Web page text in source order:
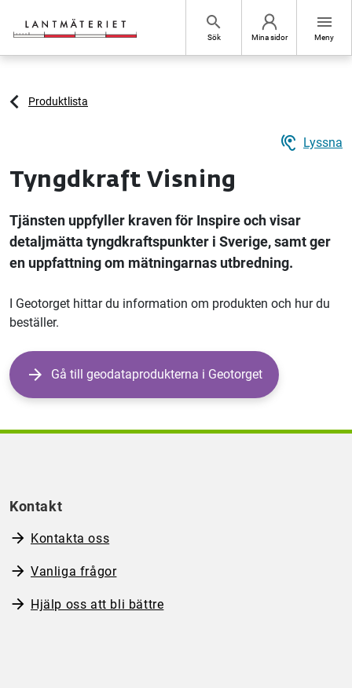
search
Sök Mina sidor
menu
Meny
Produktlista
hearing Lyssna
Tyngdkraft Visning
Tjänsten uppfyller kraven för Inspire och visar
detaljmätta tyngdkraftspunkter i Sverige, samt ger
en uppfattning om mätningarnas utbredning.
I Geotorget hittar du information om produkten och hur du
beställer.
Gå till geodataprodukterna i Geotorget
Kontakt
Kontakta oss
Vanliga frågor
Hjälp oss att bli bättre